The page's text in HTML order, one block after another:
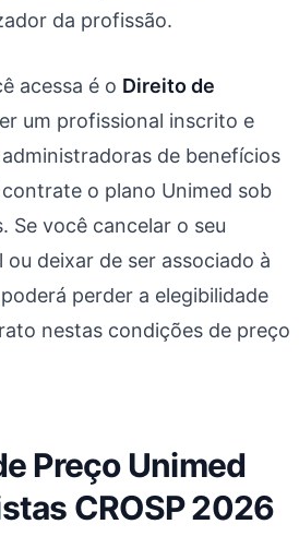
da profissão.
acessa é o Direito de
um profissional inscrito e
administradoras de benefícios
o plano Unimed sob
Se você cancelar o seu
deixar de ser associado à
perder a elegibilidade
nestas condições de preço
Preço Unimed
CROSP 2026